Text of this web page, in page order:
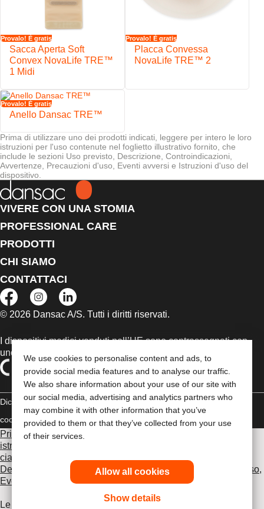
We use cookies to personalise content and ads, to
provide social media features and to analyse our traffic.
We also share information about your use of our site with
our social media, advertising and analytics partners who
may combine it with other information that you’ve
provided to them or that they’ve collected from your use
of their services.
Allow all cookies
Show details
Il filtro NovaLife™ riduce al minimo il rischio di rigonfiamento della
Rivestimento in TNT morbido e idrorepellente
Provalo! È gratis
Sacca Aperta Soft
Convex NovaLife TRE™
1 Midi
Provalo! È gratis
Placca Convessa
NovaLife TRE™ 2
Provalo! È gratis
Anello Dansac TRE™
Prima di utilizzare uno dei prodotti indicati, leggere per intero le loro
istruzioni per l'uso contenute nel foglietto illustrativo fornito, che
include le sezioni Uso previsto, Descrizione, Controindicazioni,
Avvertenze, Precauzioni d'uso, Eventi avversi e Istruzioni d'uso del
dispositivo.
VIVERE CON UNA STOMIA
PROFESSIONAL CARE
PRODOTTI
CHI SIAMO
CONTATTACI
© 2026 Dansac A/S. Tutti i diritti riservati.
I dispositivi medici venduti nell’UE sono contrassegnati con
uno dei seguenti simboli, a seconda dei casi
Dichiarazione di copyright Politica sulla riservatezza Gestione dei
cookie
Compliance
Prima di utilizzare uno dei prodotti indicati, leggi per intero le
istruzioni d'uso contenute nel foglietto illustrativo fornito con
ciascun prodotto, che include le sezioni Uso previsto,
Descrizione, Controindicazioni, Avvertenze, Precauzioni d'uso,
Eventi avversi e Istruzioni d'uso del dispositivo
Le informazioni fornite nel presente documento non